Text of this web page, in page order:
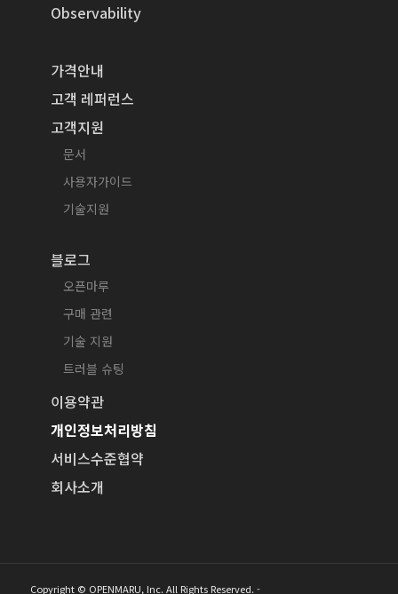
Observability
가격안내
고객 레퍼런스
고객지원
문서
사용자가이드
기술지원
블로그
오픈마루
구매 관련
기술 지원
트러블 슈팅
이용약관
개인정보처리방침
서비스수준협약
회사소개
Copyright © OPENMARU, Inc. All Rights Reserved. -